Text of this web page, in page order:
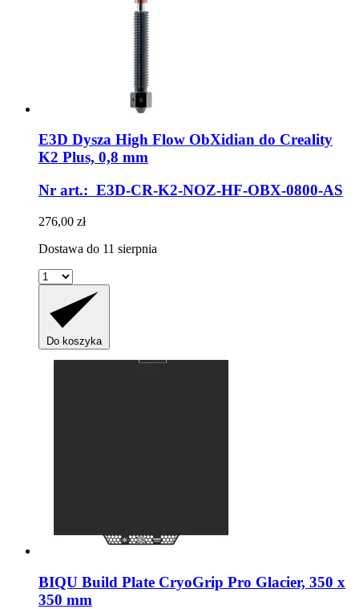
E3D Dysza High Flow ObXidian do Creality
K2 Plus, 0,8 mm
Nr art.: E3D-CR-K2-NOZ-HF-OBX-0800-AS
276,00 zł
Dostawa do 11 sierpnia
Do koszyka
BIQU Build Plate CryoGrip Pro Glacier, 350 x
350 mm